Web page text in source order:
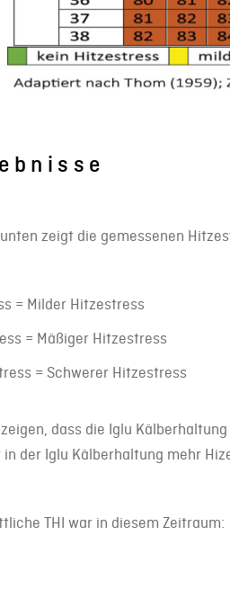
zeigt die gemessenen
= Milder Hitzestress
= Mäßiger Hitzestress
= Schwerer Hitzestress
dass die Iglu
in der Iglu Kälberhaltung mehr
THI war in diesem Zeitraum: